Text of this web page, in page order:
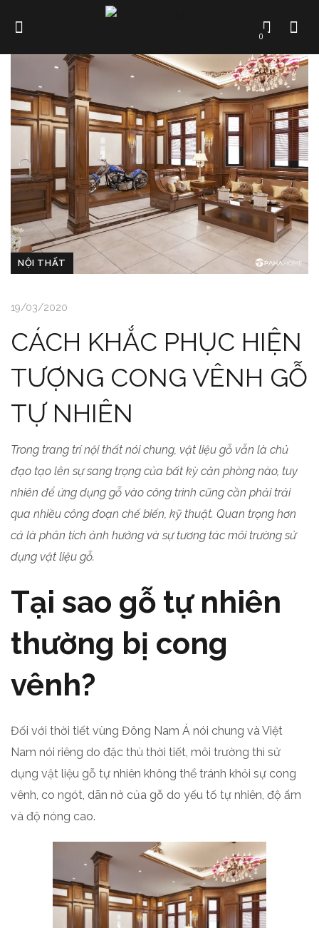
0
NỘI THẤT
19/03/2020
CÁCH KHẮC PHỤC HIỆN
TƯỢNG CONG VÊNH GỖ
TỰ NHIÊN
Trong trang trí nội thất nói chung, vật liệu gỗ vẫn là chủ
đạo tạo lên sự sang trọng của bất kỳ căn phòng nào, tuy
nhiên để ứng dụng gỗ vào công trình cũng cần phải trải
qua nhiều công đoạn chế biến, kỹ thuật. Quan trọng hơn
cả là phân tích ảnh hưởng và sự tương tác môi trường sử
dụng vật liệu gỗ.
Tại sao gỗ tự nhiên
thường bị cong
vênh?
Đối với thời tiết vùng Đông Nam Á nói chung và Việt
Nam nói riêng do đặc thù thời tiết, môi trường thì sử
dụng vật liệu gỗ tự nhiên không thể tránh khỏi sự cong
vênh, co ngót, dãn nở của gỗ do yếu tố tự nhiên, độ ẩm
và độ nóng cao.